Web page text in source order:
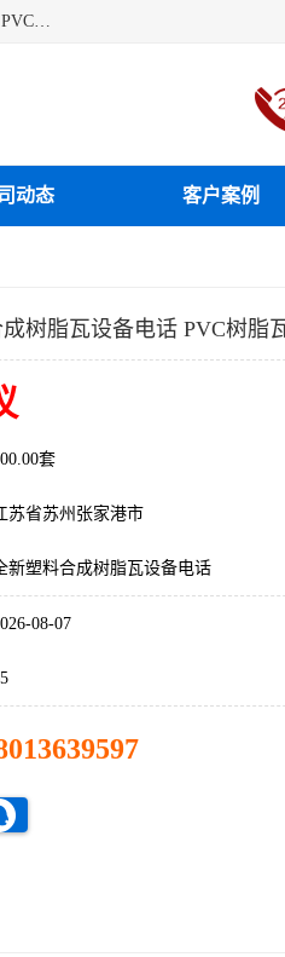
江苏艾斯曼机械有限公司专业生产各种合成树脂瓦设备、PVC树脂瓦生产线、PVC仿大理石板生产线，PVC碳晶板生产线、PVC护墙板生产线，PVC格栅板生产线、PVC扣板生产线、塑料建筑模板生产线。操作方便，性能稳定，价格合理，质量保障。
动态 客户案例
树脂瓦设备电话 PVC树脂
套
苏省苏州张家港市
新塑料合成树脂瓦设备电话
08-07